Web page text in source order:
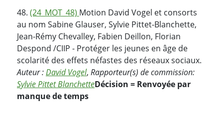
48. (24_MOT_48) Motion David Vogel et consorts
au nom Sabine Glauser, Sylvie Pittet-Blanchette,
Jean-Rémy Chevalley, Fabien Deillon, Florian
Despond /CIIP - Protéger les jeunes en âge de
scolarité des effets néfastes des réseaux sociaux.
Auteur :David Vogel, Rapporteur(s) de commission:
Sylvie Pittet BlanchetteDécision = Renvoyée par
manque de temps